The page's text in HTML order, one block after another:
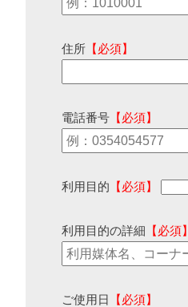
住所 【必須】
電話番号 【必須】
利用目的 【必須】
利用目的の詳細 【必須】
ご使用日 【必須】